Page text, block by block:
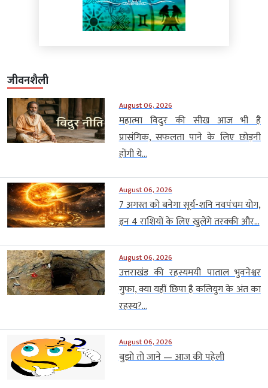
जीवनशैली
August 06, 2026
महात्मा विदुर की सीख आज भी है
प्रासंगिक, सफलता पाने के लिए छोड़नी
होंगी ये...
August 06, 2026
7 अगस्त को बनेगा सूर्य-शनि नवपंचम योग,
इन 4 राशियों के लिए खुलेंगे तरक्की और...
August 06, 2026
उत्तराखंड की रहस्यमयी पाताल भुवनेश्वर
गुफा, क्या यहीं छिपा है कलियुग के अंत का
रहस्य?...
August 06, 2026
बुझो तो जाने — आज की पहेली